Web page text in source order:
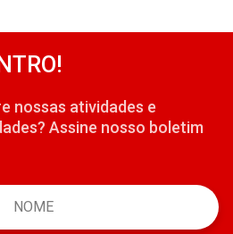
nossas atividades e
Assine nosso boletim